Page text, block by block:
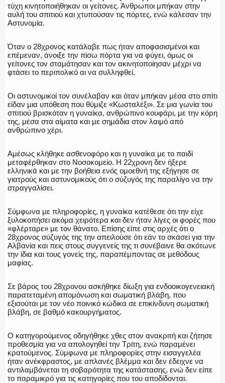
τύχη κινητοποιήθηκαν οι γείτονες. Άνθρωποι μπήκαν στην
αυλή του σπιτιού και χτυπούσαν τις πόρτες, ενώ κάλεσαν την
Αστυνομία.
Όταν ο 28χρονος κατάλαβε πως ήταν αποφασισμένοι και
επέμεναν, άνοιξε την πίσω πόρτα για να φύγει, όμως οι
γείτονες τον σταμάτησαν και τον ακινητοποίησαν μέχρι να
φτάσει το περιπολικό αι να συλληφθεί.
Οι αστυνομικοί τον συνέλαβαν και όταν μπήκαν μέσα στο σπίτι
είδαν μια υπόθεση που θύμιζε «Κωσταλέξι». Σε μια γωνία του
σπιτιού βρισκόταν η γυναίκα, ανθρώπινο κουφάρι, με την κόρη
της, μέσα στα αίματα και με σημάδια στον λαιμό από
ανθρώπινο χέρι.
Αμέσως κλήθηκε ασθενοφόρο και η γυναίκα με το παιδί
μεταφέρθηκαν στο Νοσοκομείο. Η 22χρονη δεν ήξερε
ελληνικά και με την βοήθεια ενός ομοεθνή της εξήγησε σε
γιατρούς και αστυνομικούς ότι ο σύζυγός της παραλίγο να την
στραγγαλίσει.
Σύμφωνα με πληροφορίες, η γυναίκα κατέθεσε ότι την είχε
ξυλοκοπήσει ακόμα χειρότερα και δεν ήταν λίγες οι φορές που
«φλέρταρε» με τον θάνατο. Επίσης είπε στις αρχές ότι ο
28χρονος σύζυγός της την απειλούσε ότι εάν το σκάσει για την
Αλβανία και πεις στους συγγενείς της τι συνέβαινε θα σκότωνε
την ίδια και τους γονείς της, παραπέμποντας σε μεθόδους
μαφίας.
Σε βάρος του 28χρονου ασκήθηκε δίωξη για ενδοοικογενειακή
παρατεταμένη απομόνωση και σωματική βλάβη, που
εξισούται με τον νέο ποινικό κώδικα σε επικίνδυνη σωματική
βλάβη, σε βαθμό κακουργήματος.
Ο κατηγορούμενος οδηγήθηκε χθες στον ανακριτή και ζήτησε
προθεσμία για να απολογηθεί την Τρίτη, ενώ παραμένει
κρατούμενος. Σύμφωνα με πληροφορίες στην εισαγγελέα
ήταν ανέκφραστος, με απλανές βλέμμα και δεν έδειχνε να
αντιλαμβάνεται τη σοβαρότητα της κατάστασης, ενώ δεν είπε
το παραμικρό για τις κατηγορίες που του αποδίδονται.